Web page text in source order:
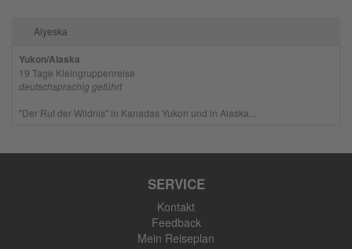
Alyeska
Yukon/Alaska
19 Tage Kleingruppenreise
deutschsprachig geführt
"Der Ruf der Wildnis" in Kanadas Yukon und in Alaska...
SERVICE
Kontakt
Feedback
Mein Reiseplan